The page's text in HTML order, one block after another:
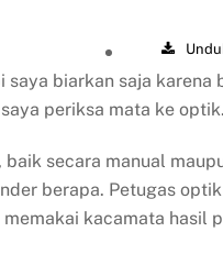
biarkan saja
periksa mata ke optik.
secara manual
berapa. Petugas
kacamata